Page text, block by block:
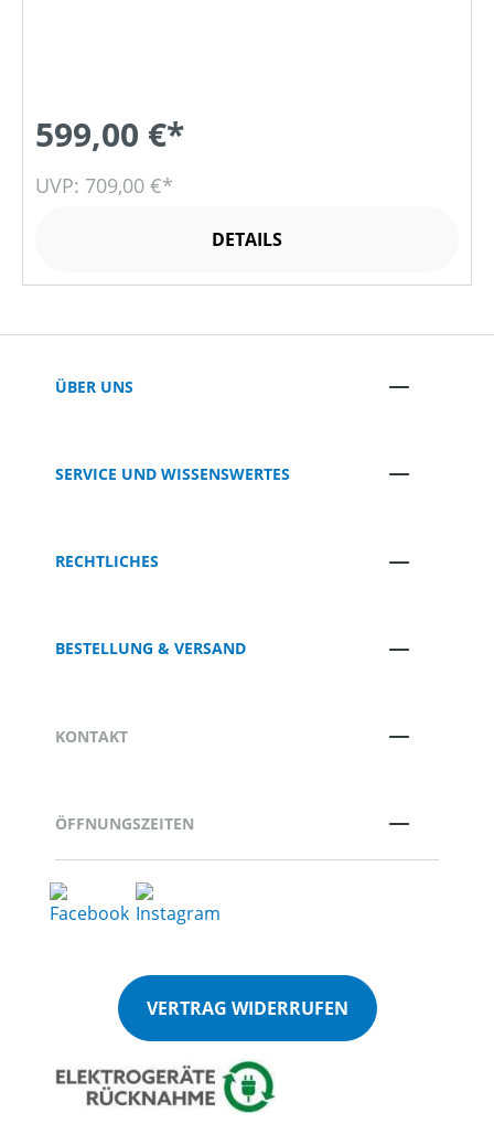
599,00 €*
UVP: 709,00 €*
DETAILS
ÜBER UNS
SERVICE UND WISSENSWERTES
RECHTLICHES
BESTELLUNG & VERSAND
KONTAKT
ÖFFNUNGSZEITEN
VERTRAG WIDERRUFEN